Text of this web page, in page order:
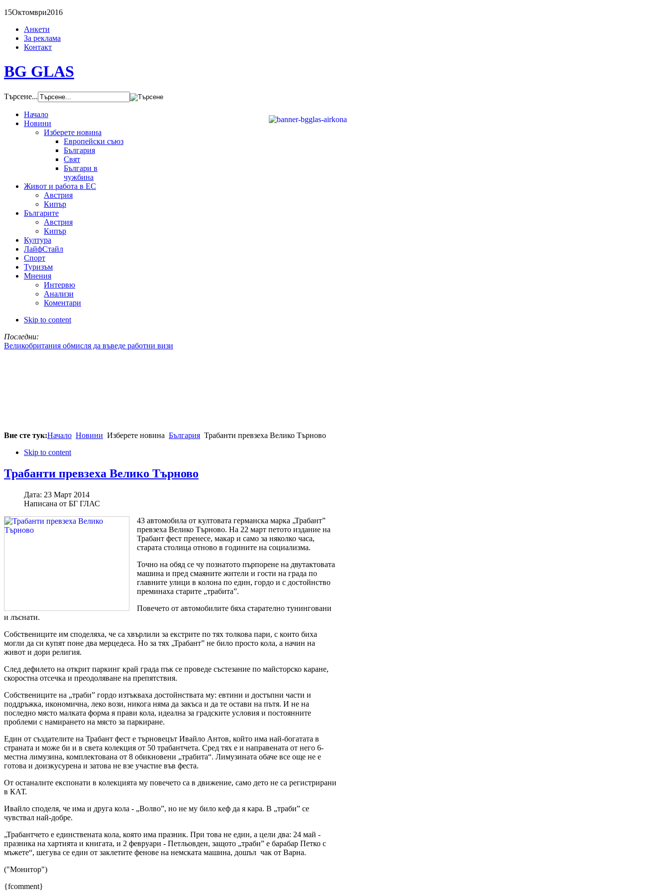
15Октомври2016
Анкети
За реклама
Контакт
BG GLAS
Търсене...
Начало
Новини
Изберете новина
Европейски съюз
България
Свят
Българи в
чужбина
Живот и работа в ЕС
Австрия
Кипър
Българите
Австрия
Кипър
Култура
ЛайфСтайл
Спорт
Туризъм
Мнения
Интервю
Анализи
Коментари
Skip to content
Последни:
Великобритания обмисля да въведе работни визи
Вие сте тук:Начало Новини Изберете новина България Трабанти превзеха Велико Търново
Skip to content
Трабанти превзеха Велико Търново
Дата: 23 Март 2014
Написана от БГ ГЛАС
43 автомобила от култовата германска марка „Трабант”
превзеха Велико Търново. На 22 март петото издание на
Трабант фест пренесе, макар и само за няколко часа,
старата столица отново в годините на социализма.
Точно на обяд се чу познатото пърпорене на двутактовата
машина и пред смаяните жители и гости на града по
главните улици в колона по един, гордо и с достойнство
преминаха старите „трабита”.
Повечето от автомобилите бяха старателно тунинговани
и лъснати.
Собствениците им споделяха, че са хвърлили за екстрите по тях толкова пари, с които биха
могли да си купят поне два мерцедеса. Но за тях „Трабант” не било просто кола, а начин на
живот и дори религия.
След дефилето на открит паркинг край града пък се проведе състезание по майсторско каране,
скоростна отсечка и преодоляване на препятствия.
Собствениците на „траби” гордо изтъкваха достойнствата му: евтини и достъпни части и
поддръжка, икономична, леко вози, никога няма да закъса и да те остави на пътя. И не на
последно място малката форма я прави кола, идеална за градските условия и постоянните
проблеми с намирането на място за паркиране.
Един от създателите на Трабант фест е търновецът Ивайло Антов, който има най-богатата в
страната и може би и в света колекция от 50 трабантчета. Сред тях е и направената от него 6-
местна лимузина, комплектована от 8 обикновени „трабита“. Лимузината обаче все още не е
готова и доизкусурена и затова не взе участие във феста.
От останалите експонати в колекцията му повечето са в движение, само дето не са регистрирани
в КАТ.
Ивайло споделя, че има и друга кола - „Волво”, но не му било кеф да я кара. В „траби” се
чувствал най-добре.
„Трабантчето е единствената кола, която има празник. При това не един, а цели два: 24 май -
празника на хартията и книгата, и 2 февруари - Петльовден, защото „траби” е барабар Петко с
мъжете“, шегува се един от заклетите фенове на немската машина, дошъл чак от Варна.
("Монитор")
{fcomment}